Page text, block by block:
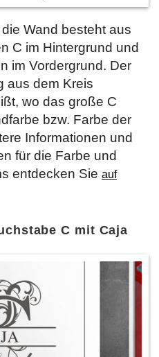
Wand besteht aus
C im Hintergrund und
im Vordergrund. Der
aus dem Kreis
wo das große C
bzw. Farbe der
Informationen und
für die Farbe und
entdecken Sie auf
C mit Caja